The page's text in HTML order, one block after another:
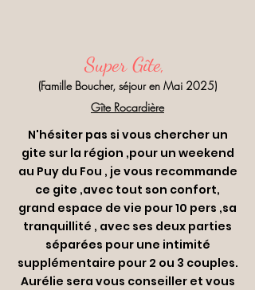
Super Gîte,
(Famille Boucher, séjour en Mai 2025)
Gîte Rocardière
N'hésiter pas si vous chercher un
gite sur la région ,pour un weekend
au Puy du Fou , je vous recommande
ce gite ,avec tout son confort,
grand espace de vie pour 10 pers ,sa
tranquillité , avec ses deux parties
séparées pour une intimité
supplémentaire pour 2 ou 3 couples.
Aurélie sera vous conseiller et vous